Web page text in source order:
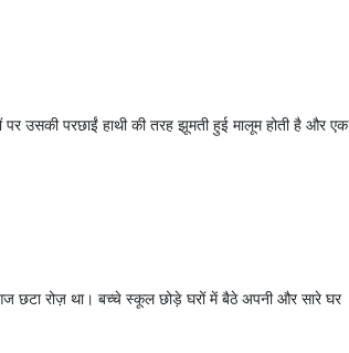
पर उसकी परछाईं हाथी की तरह झूमती हुई मालूम होती है और एक
रोज़ था। बच्चे स्कूल छोड़े घरों में बैठे अपनी और सारे घर